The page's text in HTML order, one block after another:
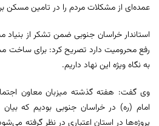
عمده‌ای از مشکلات مردم را در تامین مسکن
استاندار خراسان جنوبی ضمن تشکر از
رفع محرومیت دارد تصریح کرد: برای ساخت
به نگاه ویژه این نهاد داریم.
وی گفت: هفته گذشته میزبان معاون
امام (ره) در خراسان جنوبی بودیم که
پروژه‌ها در استان اعتباری در نظر گرفته